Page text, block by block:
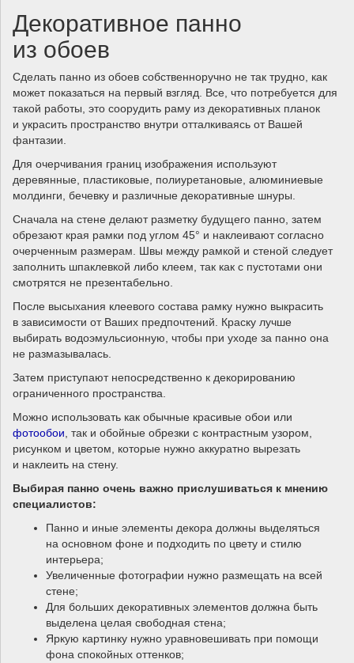
Декоративное панно
из обоев
Сделать панно из обоев собственноручно не так трудно, как
может показаться на первый взгляд. Все, что потребуется для
такой работы, это соорудить раму из декоративных планок
и украсить пространство внутри отталкиваясь от Вашей
фантазии.
Для очерчивания границ изображения используют
деревянные, пластиковые, полиуретановые, алюминиевые
молдинги, бечевку и различные декоративные шнуры.
Сначала на стене делают разметку будущего панно, затем
обрезают края рамки под углом 45° и наклеивают согласно
очерченным размерам. Швы между рамкой и стеной следует
заполнить шпаклевкой либо клеем, так как с пустотами они
смотрятся не презентабельно.
После высыхания клеевого состава рамку нужно выкрасить
в зависимости от Ваших предпочтений. Краску лучше
выбирать водоэмульсионную, чтобы при уходе за панно она
не размазывалась.
Затем приступают непосредственно к декорированию
ограниченного пространства.
Можно использовать как обычные красивые обои или
фотообои, так и обойные обрезки с контрастным узором,
рисунком и цветом, которые нужно аккуратно вырезать
и наклеить на стену.
Выбирая панно очень важно прислушиваться к мнению
специалистов:
Панно и иные элементы декора должны выделяться
на основном фоне и подходить по цвету и стилю
интерьера;
Увеличенные фотографии нужно размещать на всей
стене;
Для больших декоративных элементов должна быть
выделена целая свободная стена;
Яркую картинку нужно уравновешивать при помощи
фона спокойных оттенков;